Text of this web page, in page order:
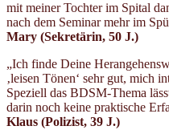
mit meiner Tochter im Spital
nach dem Seminar mehr im
Mary (Sekretärin, 50 J.)
„Ich finde Deine
‚leisen Tönen‘ sehr gut, mich
Speziell das BDSM-Thema
darin noch keine praktische
Klaus (Polizist, 39 J.)